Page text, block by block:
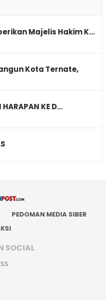
Majelis Hakim K…
Kota Ternate,
HARAPAN KE D…
PEDOMAN MEDIA SIBER
SOCIAL